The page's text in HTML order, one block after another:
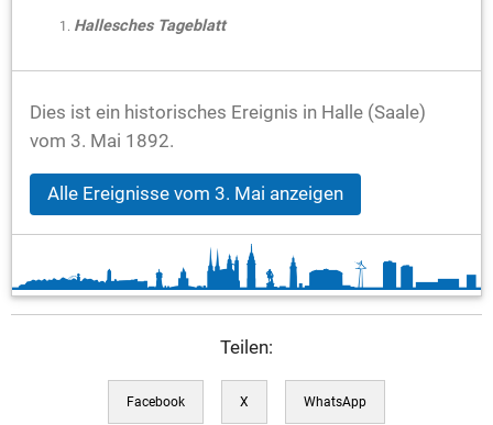
Hallesches Tageblatt
Dies ist ein historisches Ereignis in Halle (Saale)
vom 3. Mai 1892.
Alle Ereignisse vom 3. Mai anzeigen
Teilen:
Facebook X WhatsApp